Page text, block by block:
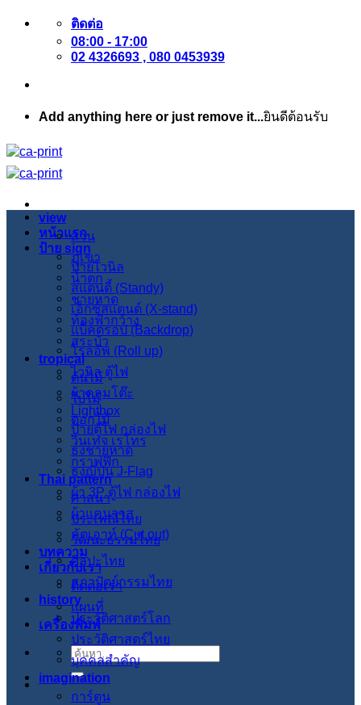
ข้าม
เนื้อหา
ติดต่อ
08:00 - 17:00
02 4326693 , 080 0453939
Add anything here or just remove it...ยินดีต้อนรับ
หน้าแรก
ป้าย sign
ป้ายไวนิล
สแตนดี้ (Standy)
เอ็กซ์สแตนด์ (X-stand)
แบ็คดรอป (Backdrop)
โรลอัพ (Roll up)
ไวนิล ตู้ไฟ
ผ้าคลุมโต๊ะ
Lightbox
ป้ายตู้ไฟ กล่องไฟ
ธงชายหาด
ธงญี่ปุ่น J-Flag
ผ้า 3P ตู้ไฟ กล่องไฟ
ผ้าแคนวาส
คัตเอาท์ (Cut out)
บทความ
เกี่ยวกับเรา
ติดต่อเรา
แผนที่
เครื่องพิมพ์
ค้นหา:
view
สวน
ภูเขา
น้ำตก
ชายหาด
ท้องฟ้ากว้าง
สระบัว
tropical
ต้นไม้
ใบไม้
ดอกไม้
วินเทจ เรโทร
กราฟฟิก
Thai pattern
ศาสนา
ประเพณีไทย
วัฒนะธรรมไทย
ศิลปะไทย
สภาปัตย์กรรมไทย
history
ประวัติศาสตร์โลก
ประวัติศาสตร์ไทย
บุคคลสำคัญ
imagination
การ์ตูน